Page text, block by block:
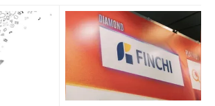
切り出したいような場合
種設定は、Snipping Toolのウィンドウの
ンを押すと表示される、［Snipping Toolオプ
で行う。前述のように［自由形式の領域切り